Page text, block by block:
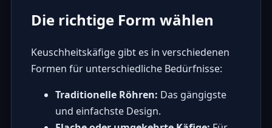
Die richtige Form wählen
Keuschheitskäfige gibt es in verschiedenen
Formen für unterschiedliche Bedürfnisse:
Traditionelle Röhren: Das gängigste
und einfachste Design.